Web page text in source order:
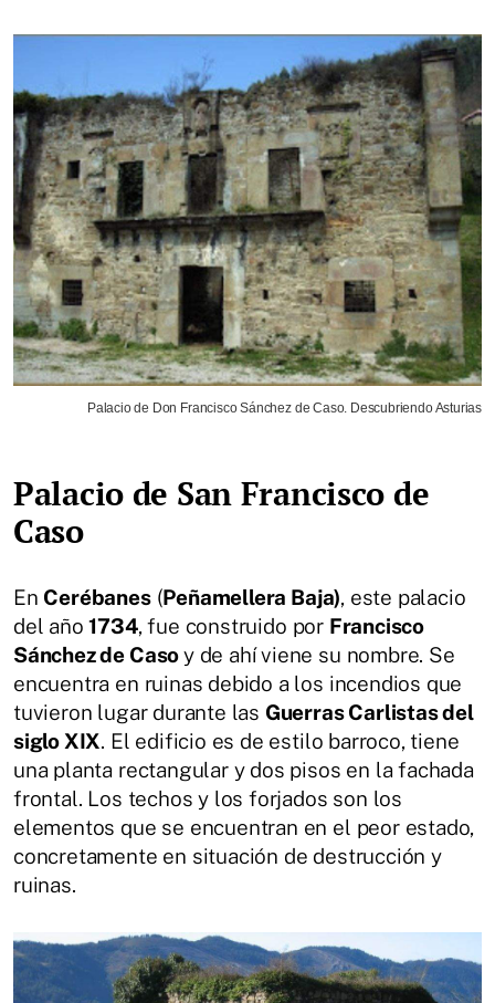
Palacio de Don Francisco Sánchez de Caso. Descubriendo Asturias
Palacio de San Francisco de
Caso
En Cerébanes(Peñamellera Baja), este palacio
del año1734, fue construido por Francisco
Sánchez de Casoy de ahí viene su nombre. Se
encuentra en ruinas debido a los incendios que
tuvieron lugar durante las Guerras Carlistas del
siglo XIX. El edificio es de estilo barroco, tiene
una planta rectangular y dos pisos en la fachada
frontal. Los techos y los forjados son los
elementos que se encuentran en el peor estado,
concretamente en situación de destrucción y
ruinas.